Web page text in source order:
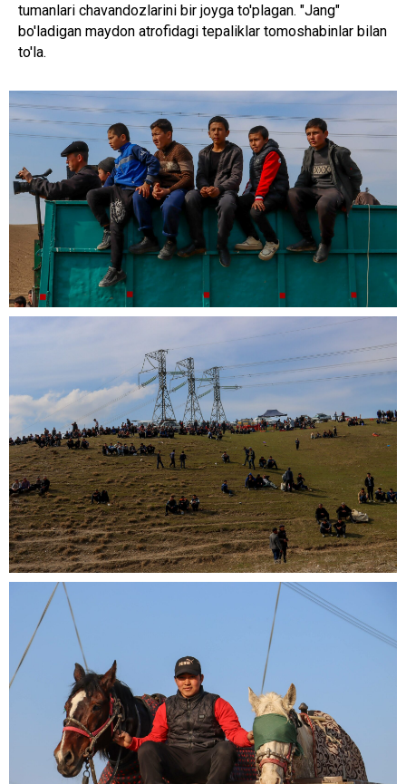
tumanlari chavandozlarini bir joyga to'plagan. "Jang"
bo'ladigan maydon atrofidagi tepaliklar tomoshabinlar bilan
to'la.